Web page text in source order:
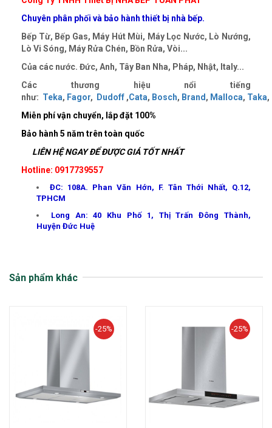
Chuyên phân phối và bảo hành thiết bị nhà bếp.
Bếp Từ, Bếp Gas, Máy Hút Mùi, Máy Lọc Nước, Lò Nướng,
Lò Vi Sóng, Máy Rửa Chén, Bồn Rửa, Vòi...
Của các nước. Đức, Anh, Tây Ban Nha, Pháp, Nhật, Italy...
Các thương hiệu nổi tiếng
như: Teka, Fagor, Dudoff ,Cata, Bosch, Brand , Malloca, Taka,
Miễn phí vận chuyển, lắp đặt 100%
Bảo hành 5 năm trên toàn quốc
LIÊN HỆ NGAY ĐỂ ĐƯỢC GIÁ TỐT NHẤT
Hotline: 0917739557
ĐC: 108A. Phan Văn Hớn, F. Tân Thới Nhất, Q.12,
TPHCM
Long An: 40 Khu Phố 1, Thị Trấn Đông Thành,
Huyện Đức Huệ
Sản phẩm khác
-25% -25%